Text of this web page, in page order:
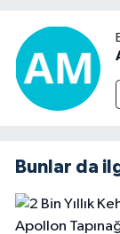
Bunlar da